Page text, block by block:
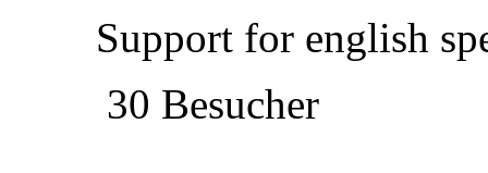
Support for english
30 Besucher